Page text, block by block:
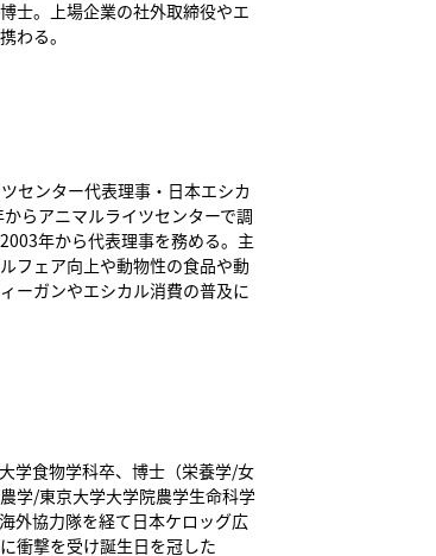
士。上場企業の社外取締役やエ
わる。
センター代表理事・日本エシカ
らアニマルライツセンターで調
年から代表理事を務める。主
フェア向上や動物性の食品や動
ーガンやエシカル消費の普及に
学食物学科卒、博士（栄養学/女
学/東京大学大学院農学生命科学
外協力隊を経て日本ケロッグ広
衝撃を受け誕生日を冠した